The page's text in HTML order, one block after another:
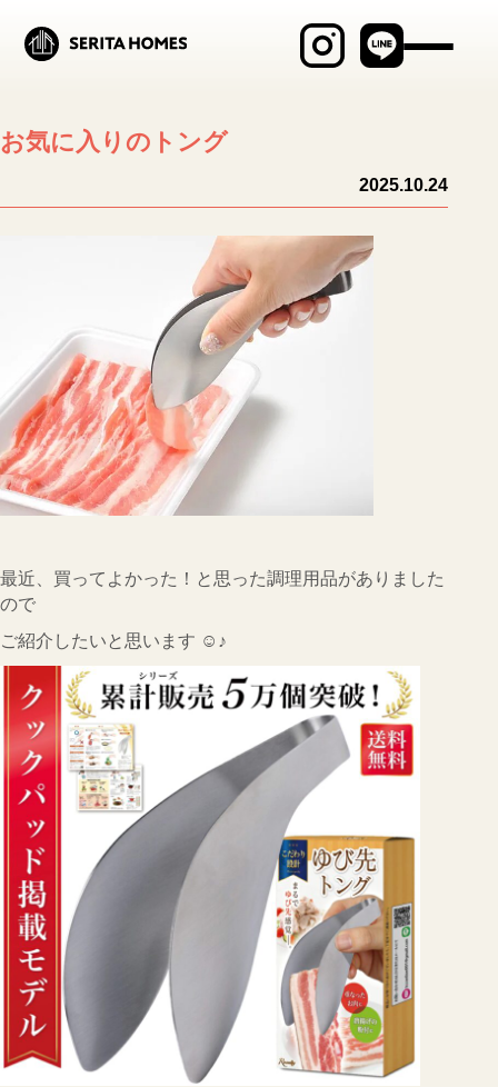
見学会・イベント
セリタホームズが
大切にしていること
土地建物の売却相談
ブログ
施工事例
MABAYUI
CONTACT
採用
オーナー専用ページ
プライバシーポリシー
サイトマップ
お気に入りのトング
2025.10.24
最近、買ってよかった！と思った調理用品がありました
ので
ご紹介したいと思います ☺♪